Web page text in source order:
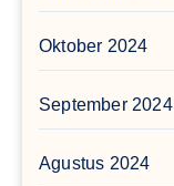
Oktober 2024
September 2024
Agustus 2024